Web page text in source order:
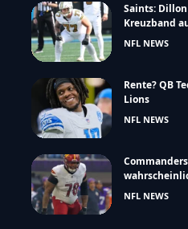
Saints:
Kreuzband
NFL NEWS
Rente? QB
Lions
NFL NEWS
NFL NEWS